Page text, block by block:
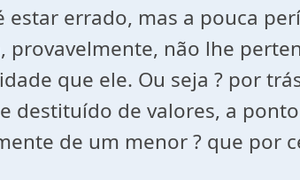
estar errado, mas a pouca
provavelmente, não lhe
que ele. Ou seja ? por
destituído de valores, a
de um menor ? que por